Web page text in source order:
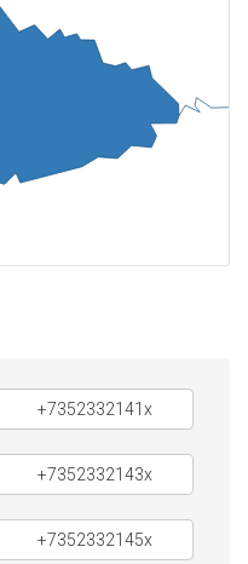
+7352332141x
+7352332143x
+7352332145x